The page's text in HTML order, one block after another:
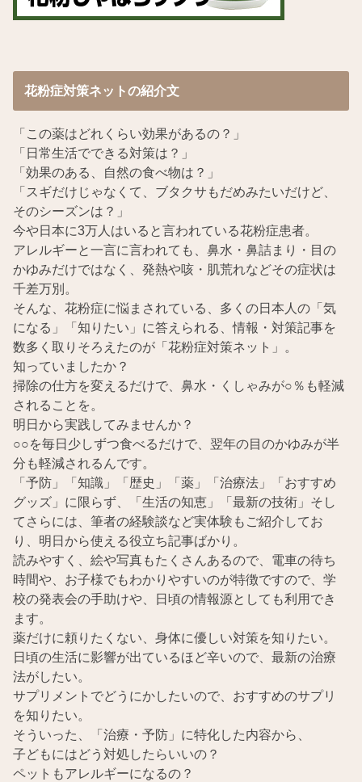
花粉症対策ネットの紹介文
「この薬はどれくらい効果があるの？」
「日常生活でできる対策は？」
「効果のある、自然の食べ物は？」
「スギだけじゃなくて、ブタクサもだめみたいだけど、
そのシーズンは？」
今や日本に3万人はいると言われている花粉症患者。
アレルギーと一言に言われても、鼻水・鼻詰まり・目の
かゆみだけではなく、発熱や咳・肌荒れなどその症状は
千差万別。
そんな、花粉症に悩まされている、多くの日本人の「気
になる」「知りたい」に答えられる、情報・対策記事を
数多く取りそろえたのが「花粉症対策ネット」。
知っていましたか？
掃除の仕方を変えるだけで、鼻水・くしゃみが○％も軽減
されることを。
明日から実践してみませんか？
○○を毎日少しずつ食べるだけで、翌年の目のかゆみが半
分も軽減されるんです。
「予防」「知識」「歴史」「薬」「治療法」「おすすめ
グッズ」に限らず、「生活の知恵」「最新の技術」そし
てさらには、筆者の経験談など実体験もご紹介してお
り、明日から使える役立ち記事ばかり。
読みやすく、絵や写真もたくさんあるので、電車の待ち
時間や、お子様でもわかりやすいのが特徴ですので、学
校の発表会の手助けや、日頃の情報源としても利用でき
ます。
薬だけに頼りたくない、身体に優しい対策を知りたい。
日頃の生活に影響が出ているほど辛いので、最新の治療
法がしたい。
サプリメントでどうにかしたいので、おすすめのサプリ
を知りたい。
そういった、「治療・予防」に特化した内容から、
子どもにはどう対処したらいいの？
ペットもアレルギーになるの？